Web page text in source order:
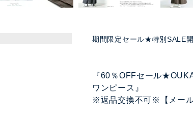
期間限定セール★特別SALE開
『60％OFFセール
ワンピース』
※返品交換不可※【メール